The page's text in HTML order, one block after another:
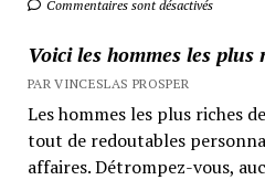
Commentaires sont désactivés
Voici les hommes les plus
PAR VINCESLAS PROSPER
Les hommes les plus riches
tout de redoutables
affaires. Détrompez-vous,